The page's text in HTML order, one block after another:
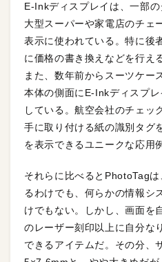
E-Inkディスプレイは、一部の
大型スーパーや家電店のチェ
表示に使われている。特に後
に価格の書き換えなどを行え
また、数年前からスーツケー
本体の側面にE-Inkディスプ
している。航空会社のチェッ
手に取り付ける紙の識別タグ
を表示できるユニークな応用
それらに比べるとPhotoTag
るわけでも、何らかの情報シ
けでもない。しかし、画面を
のレーザー刻印以上に自分な
できるアイテムだ。その分、